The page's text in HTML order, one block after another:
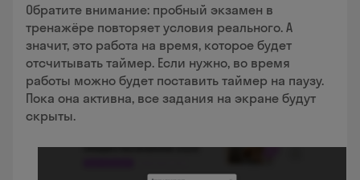
Обратите внимание: пробный экзамен в
тренажёре повторяет условия реального. А
значит, это работа на время, которое будет
отсчитывать таймер. Если нужно, во время
работы можно будет поставить таймер на паузу.
Пока она активна, все задания на экране будут
скрыты.